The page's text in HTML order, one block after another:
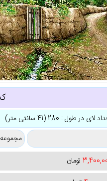
لای در طول : 280 (41 سانتی متر)
تومان